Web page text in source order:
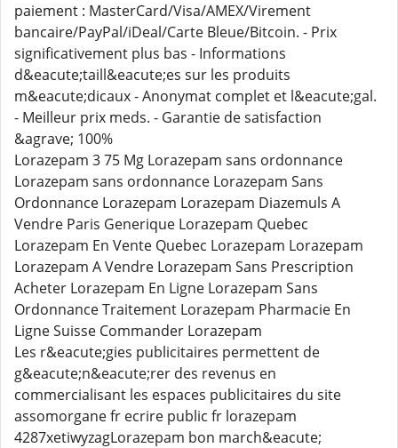
paiement : MasterCard/Visa/AMEX/Virement
bancaire/PayPal/iDeal/Carte Bleue/Bitcoin. - Prix
significativement plus bas - Informations
d&eacute;taill&eacute;es sur les produits
m&eacute;dicaux - Anonymat complet et l&eacute;gal.
- Meilleur prix meds. - Garantie de satisfaction
&agrave; 100%
Lorazepam 3 75 Mg Lorazepam sans ordonnance
Lorazepam sans ordonnance Lorazepam Sans
Ordonnance Lorazepam Lorazepam Diazemuls A
Vendre Paris Generique Lorazepam Quebec
Lorazepam En Vente Quebec Lorazepam Lorazepam
Lorazepam A Vendre Lorazepam Sans Prescription
Acheter Lorazepam En Ligne Lorazepam Sans
Ordonnance Traitement Lorazepam Pharmacie En
Ligne Suisse Commander Lorazepam
Les r&eacute;gies publicitaires permettent de
g&eacute;n&eacute;rer des revenus en
commercialisant les espaces publicitaires du site
assomorgane fr ecrire public fr lorazepam
4287xetiwyzagLorazepam bon march&eacute;